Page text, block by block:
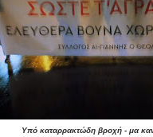
Υπό καταρρακτώδη βροχή - μα